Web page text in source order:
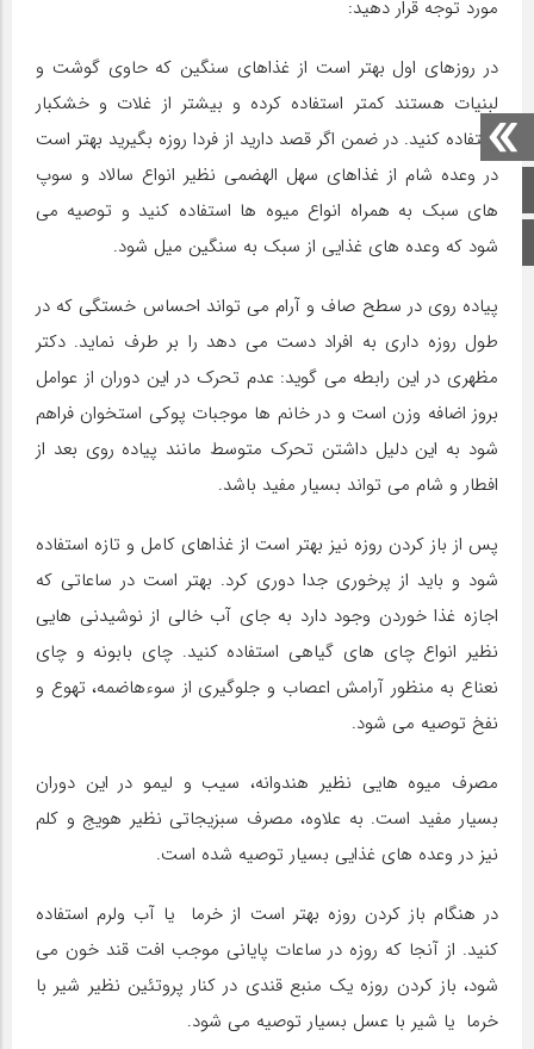
صفحه اصلی
اینستاگرام
مورد توجه قرار دهید:
در روزهای اول بهتر است از غذاهای سنگین که حاوی گوشت و
لبنیات هستند کمتر استفاده کرده و بیشتر از غلات و خشکبار
استفاده کنید. در ضمن اگر قصد دارید از فردا روزه بگیرید بهتر است
در وعده شام از غذاهای سهل الهضمی نظیر انواع سالاد و سوپ
های سبک به همراه انواع میوه ها استفاده کنید و توصیه می
شود که وعده های غذایی از سبک به سنگین میل شود.
پیاده روی در سطح صاف و آرام می تواند احساس خستگی که در
طول روزه داری به افراد دست می دهد را بر طرف نماید. دکتر
مظهری در این رابطه می گوید: عدم تحرک در این دوران از عوامل
بروز اضافه وزن است و در خانم ها موجبات پوکی استخوان فراهم
شود به این دلیل داشتن تحرک متوسط مانند پیاده روی بعد از
افطار و شام می تواند بسیار مفید باشد.
پس از باز کردن روزه نیز بهتر است از غذاهای کامل و تازه استفاده
شود و باید از پرخوری جدا دوری کرد. بهتر است در ساعاتی که
اجازه غذا خوردن وجود دارد به جای آب خالی از نوشیدنی هایی
نظیر انواع چای های گیاهی استفاده کنید. چای بابونه و چای
نعناع به منظور آرامش اعصاب و جلوگیری از سوءهاضمه، تهوع و
نفخ توصیه می شود.
مصرف میوه هایی نظیر هندوانه، سیب و لیمو در این دوران
بسیار مفید است. به علاوه، مصرف سبزیجاتی نظیر هویج و کلم
نیز در وعده های غذایی بسیار توصیه شده است.
در هنگام باز کردن روزه بهتر است از خرما یا آب ولرم استفاده
کنید. از آنجا که روزه در ساعات پایانی موجب افت قند خون می
شود، باز کردن روزه یک منبع قندی در کنار پروتئین نظیر شیر با
خرما یا شیر با عسل بسیار توصیه می شود.